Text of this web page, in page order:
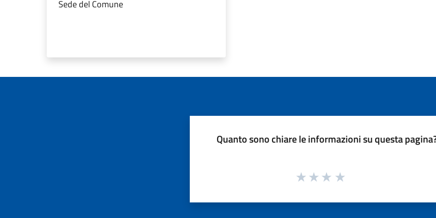
Sede del Comune
Quanto sono chiare le informazioni su questa